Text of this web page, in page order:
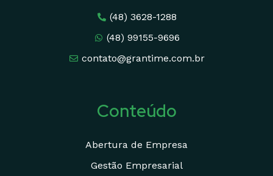
(48) 3628-1288
(48) 99155-9696
contato@grantime.com.br
Conteúdo
Abertura de Empresa
Gestão Empresarial